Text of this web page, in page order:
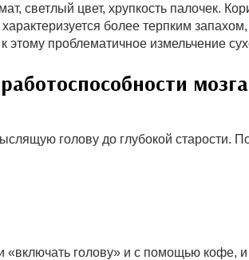
светлый цвет, хрупкость палочек.
более терпким
этому проблематичное измельчение
мозга
голову до глубокой старости.
«включать голову» и с помощью кофе,